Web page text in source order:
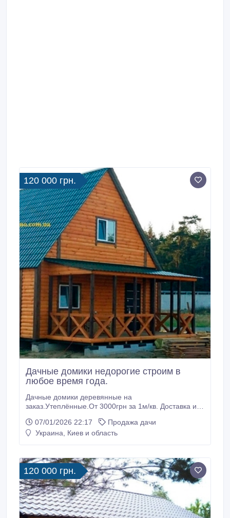
120 000 грн.
Дачные домики недорогие строим в
любое время года.
Дачные домики деревянные на
заказ.Утеплённые.От 3000грн за 1м/кв. Доставка и
Монтаж на участке заказчика за 2-4дня. Различные
размеры и материалы отделки.Планировка на
прозрачный расчёт с участием заказчика.
07/01/2026 22:17
Продажа дачи
Украина, Киев и область
120 000 грн.